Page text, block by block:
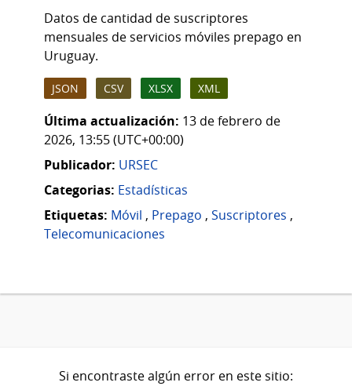
Datos de cantidad de suscriptores
mensuales de servicios móviles prepago en
Uruguay.
JSON CSV XLSX XML
Última actualización: 13 de febrero de
2026, 13:55 (UTC+00:00)
Publicador: URSEC
Categorias: Estadísticas
Etiquetas: Móvil , Prepago , Suscriptores ,
Telecomunicaciones
Si encontraste algún error en este sitio: